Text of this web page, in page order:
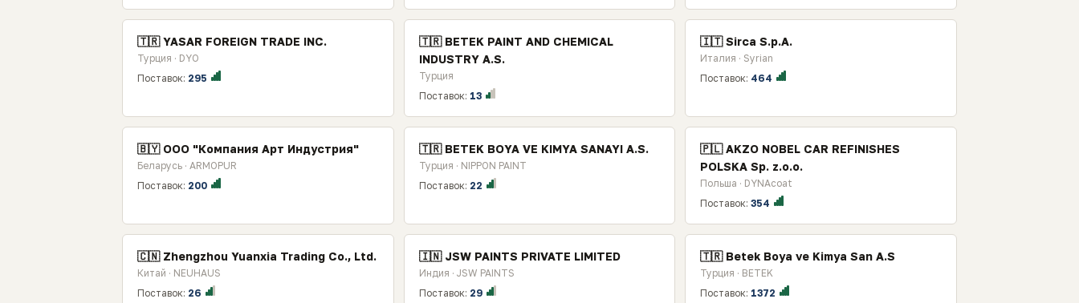
🇹🇷 YASAR FOREIGN TRADE INC.
Турция · DYO
Поставок: 295
🇹🇷 BETEK PAINT AND CHEMICAL
INDUSTRY A.S.
Турция
Поставок: 13
🇮🇹 Sirca S.p.A.
Италия · Syrian
Поставок: 464
🇧🇾 OOO "Компания Арт Индустрия"
Беларусь · ARMOPUR
Поставок: 200
🇹🇷 BETEK BOYA VE KIMYA SANAYI A.S.
Турция · NIPPON PAINT
Поставок: 22
🇵🇱 AKZO NOBEL CAR REFINISHES
POLSKA Sp. z.o.o.
Польша · DYNAcoat
Поставок:354
🇨🇳 Zhengzhou Yuanxia Trading Co., Ltd.
Китай · NEUHAUS
Поставок: 26
🇮🇳 JSW PAINTS PRIVATE LIMITED
Индия · JSW PAINTS
Поставок: 29
🇹🇷 Betek Boya ve Kimya San A.S
Турция · BETEK
Поставок: 1372